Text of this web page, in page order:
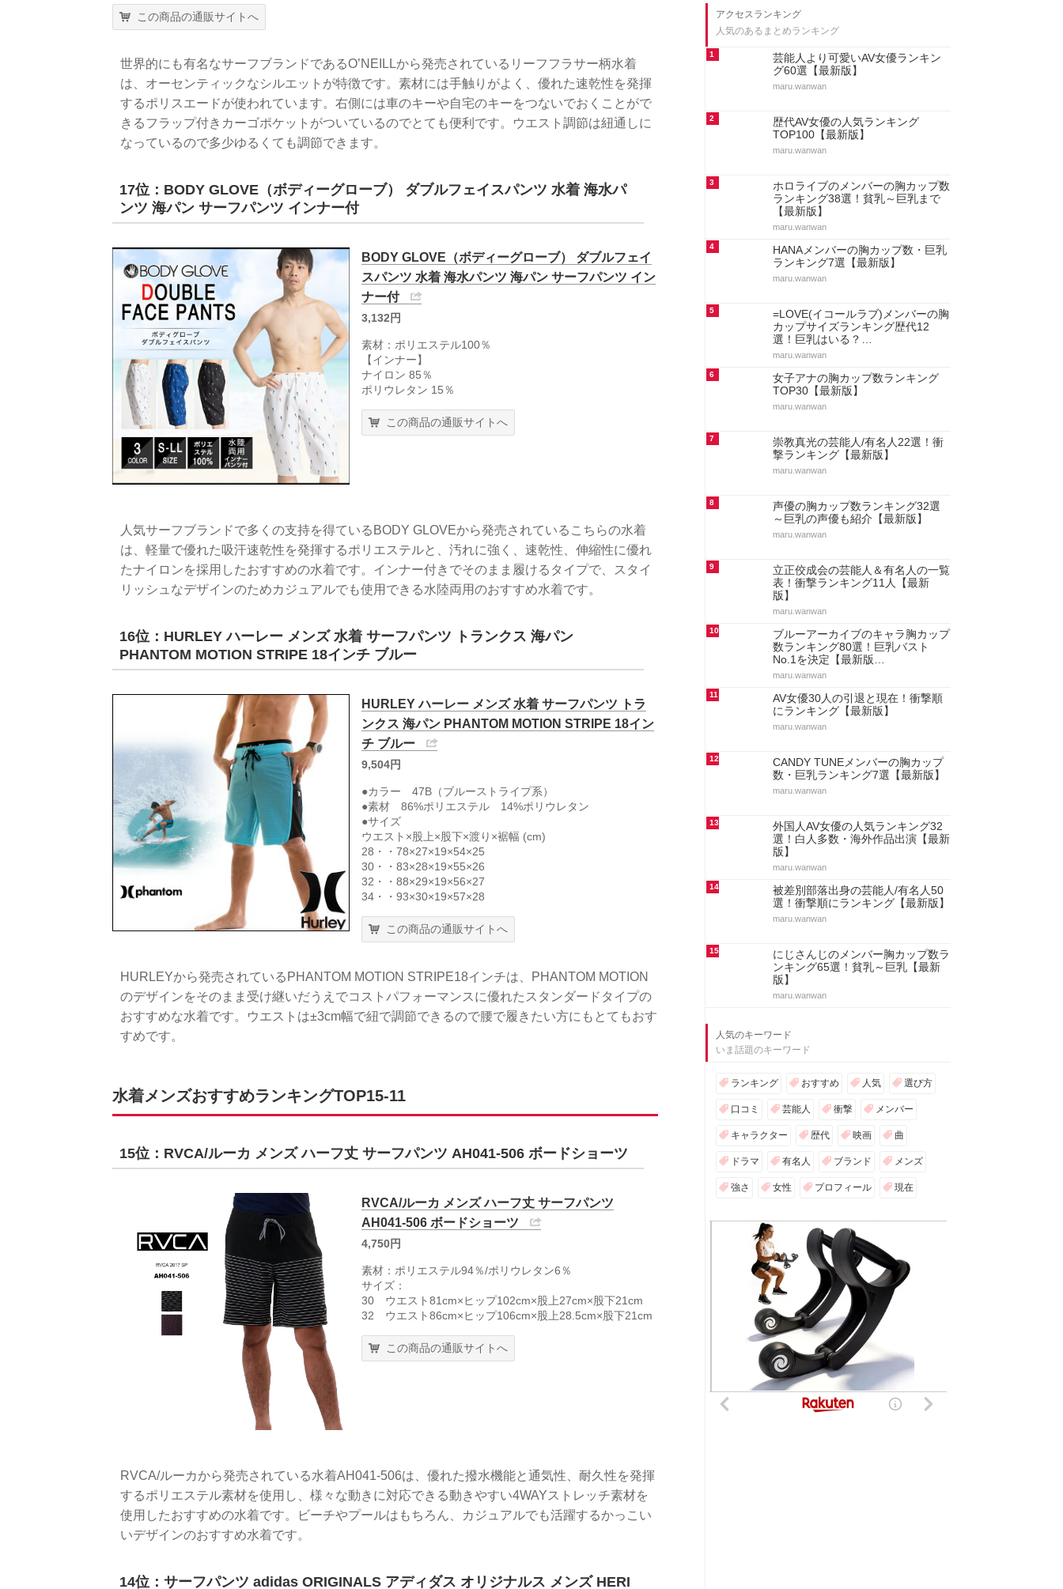
この商品の通販サイトへ
世界的にも有名なサーフブランドであるO’NEILLから発売されているリーフフラサー柄水着
は、オーセンティックなシルエットが特徴です。素材には手触りがよく、優れた速乾性を発揮
するポリスエードが使われています。右側には車のキーや自宅のキーをつないでおくことがで
きるフラップ付きカーゴポケットがついているのでとても便利です。ウエスト調節は紐通しに
なっているので多少ゆるくても調節できます。
17位：BODY GLOVE（ボディーグローブ） ダブルフェイスパンツ 水着 海水パ
ンツ 海パン サーフパンツ インナー付
BODY GLOVE（ボディーグローブ） ダブルフェイ
スパンツ 水着 海水パンツ 海パン サーフパンツ イン
ナー付
3,132円
素材：ポリエステル100％
【インナー】
ナイロン 85％
ポリウレタン 15％
この商品の通販サイトへ
人気サーフブランドで多くの支持を得ているBODY GLOVEから発売されているこちらの水着
は、軽量で優れた吸汗速乾性を発揮するポリエステルと、汚れに強く、速乾性、伸縮性に優れ
たナイロンを採用したおすすめの水着です。インナー付きでそのまま履けるタイプで、スタイ
リッシュなデザインのためカジュアルでも使用できる水陸両用のおすすめ水着です。
16位：HURLEY ハーレー メンズ 水着 サーフパンツ トランクス 海パン
PHANTOM MOTION STRIPE 18インチ ブルー
HURLEY ハーレー メンズ 水着 サーフパンツ トラ
ンクス 海パン PHANTOM MOTION STRIPE 18イン
チ ブルー
9,504円
●カラー 47B（ブルーストライプ系）
●素材 86%ポリエステル 14%ポリウレタン
●サイズ
ウエスト×股上×股下×渡り×裾幅 (cm)
28・・78×27×19×54×25
30・・83×28×19×55×26
32・・88×29×19×56×27
34・・93×30×19×57×28
この商品の通販サイトへ
HURLEYから発売されているPHANTOM MOTION STRIPE18インチは、PHANTOM MOTION
のデザインをそのまま受け継いだうえでコストパフォーマンスに優れたスタンダードタイプの
おすすめな水着です。ウエストは±3cm幅で紐で調節できるので腰で履きたい方にもとてもおす
すめです。
水着メンズおすすめランキングTOP15-11
15位：RVCA/ルーカ メンズ ハーフ丈 サーフパンツ AH041-506 ボードショーツ
RVCA/ルーカ メンズ ハーフ丈 サーフパンツ
AH041-506 ボードショーツ
4,750円
素材：ポリエステル94％/ポリウレタン6％
サイズ：
30 ウエスト81cm×ヒップ102cm×股上27cm×股下21cm
32 ウエスト86cm×ヒップ106cm×股上28.5cm×股下21cm
この商品の通販サイトへ
RVCA/ルーカから発売されている水着AH041-506は、優れた撥水機能と通気性、耐久性を発揮
するポリエステル素材を使用し、様々な動きに対応できる動きやすい4WAYストレッチ素材を
使用したおすすめの水着です。ビーチやプールはもちろん、カジュアルでも活躍するかっこい
いデザインのおすすめ水着です。
14位：サーフパンツ adidas ORIGINALS アディダス オリジナルス メンズ HERI
アクセスランキング
人気のあるまとめランキング
1
芸能人より可愛いAV女優ランキン
グ60選【最新版】
maru.wanwan
2
歴代AV女優の人気ランキング
TOP100【最新版】
maru.wanwan
3
ホロライブのメンバーの胸カップ数
ランキング38選！貧乳～巨乳まで
【最新版】
maru.wanwan
4
HANAメンバーの胸カップ数・巨乳
ランキング7選【最新版】
maru.wanwan
5
=LOVE(イコールラブ)メンバーの胸
カップサイズランキング歴代12
選！巨乳はいる？…
maru.wanwan
6
女子アナの胸カップ数ランキング
TOP30【最新版】
maru.wanwan
7
崇教真光の芸能人/有名人22選！衝
撃ランキング【最新版】
maru.wanwan
8
声優の胸カップ数ランキング32選
～巨乳の声優も紹介【最新版】
maru.wanwan
9
立正佼成会の芸能人＆有名人の一覧
表！衝撃ランキング11人【最新
版】
maru.wanwan
10
ブルーアーカイブのキャラ胸カップ
数ランキング80選！巨乳バスト
No.1を決定【最新版…
maru.wanwan
11
AV女優30人の引退と現在！衝撃順
にランキング【最新版】
maru.wanwan
12
CANDY TUNEメンバーの胸カップ
数・巨乳ランキング7選【最新版】
maru.wanwan
13
外国人AV女優の人気ランキング32
選！白人多数・海外作品出演【最新
版】
maru.wanwan
14
被差別部落出身の芸能人/有名人50
選！衝撃順にランキング【最新版】
maru.wanwan
15
にじさんじのメンバー胸カップ数ラ
ンキング65選！貧乳～巨乳【最新
版】
maru.wanwan
人気のキーワード
いま話題のキーワード
ランキング おすすめ 人気 選び方
口コミ 芸能人 衝撃 メンバー
キャラクター 歴代 映画 曲
ドラマ 有名人 ブランド メンズ
強さ 女性 プロフィール 現在